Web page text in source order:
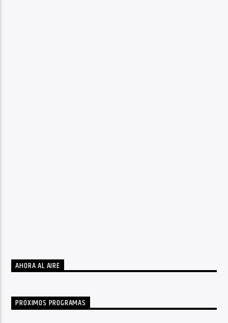
AHORA AL AIRE
PRÓXIMOS PROGRAMAS